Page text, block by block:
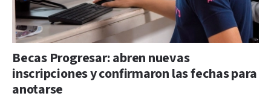
Becas Progresar: abren nuevas
inscripciones y confirmaron las fechas para
anotarse